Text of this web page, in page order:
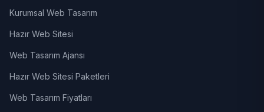
Kurumsal Web Tasarım
Hazır Web Sitesi
Web Tasarım Ajansı
Hazır Web Sitesi Paketleri
Web Tasarım Fiyatları